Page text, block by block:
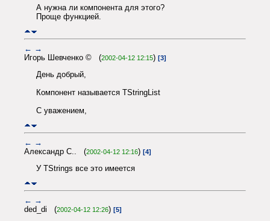
А нужна ли компонента для этого?
Проще функцией.
← →
Игорь Шевченко © (2002-04-12 12:15) [3]
День добрый,
Компонент называется TStringList
С уважением,
← →
Александр С.. (2002-04-12 12:16) [4]
У TStrings все это имеется
← →
ded_di (2002-04-12 12:26) [5]